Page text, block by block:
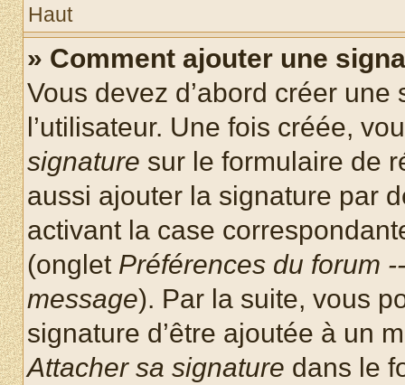
Haut
» Comment ajouter une
Vous devez d’abord créer
l’utilisateur. Une fois créée,
signature sur le formulaire de
aussi ajouter la signature par
activant la case
(onglet Préférences du forum
message). Par la suite, vous
signature d’être ajoutée à un
Attacher sa signature dans le